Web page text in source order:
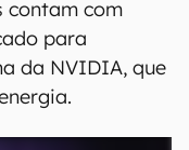
contam com
para
da NVIDIA, que